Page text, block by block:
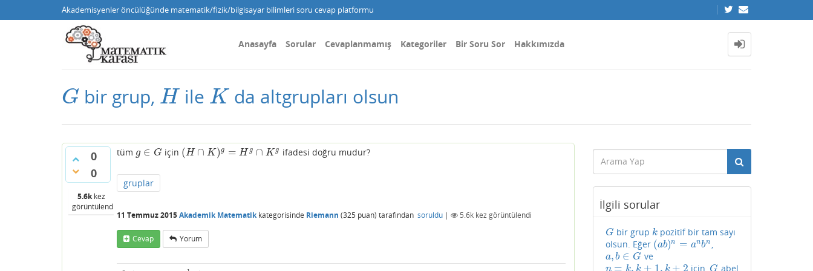
Akademisyenler öncülüğünde matematik/fizik/bilgisayar bilimleri soru cevap platformu
Anasayfa Sorular Cevaplanmamış Kategoriler Bir Soru Sor Hakkımızda
G
G bir grup, H
H ile K
K da altgrupları olsun
0
0
5.6kkez
görüntülendi
tüm g ∈ G
g∈G için (H ∩ K)g = H g ∩ K g
(H∩ K) g=Hg ∩K g ifadesi doğru mudur?
gruplar
11 Temmuz 2015Akademik Matematikkategorisinde Riemann (325 puan) tarafından soruldu | 5.6k kez görüntülendi
Cevap Yorum
İlgili sorular
G
G bir grup k
kpozitif bir tam sayı
olsun. Eğer (ab)n = anbn
(ab)n= an bn ,
a, b ∈ G
a,b∈G ve
için,
abel